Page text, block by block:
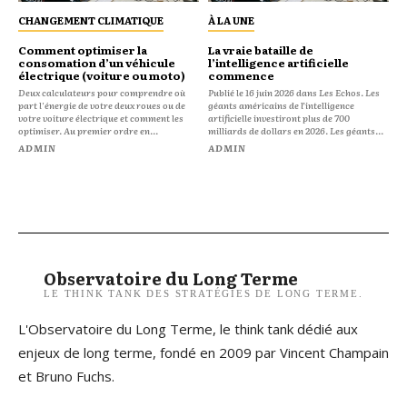
CHANGEMENT CLIMATIQUE
Comment optimiser la
consomation d’un véhicule
électrique (voiture ou moto)
Deux calculateurs pour comprendre où
part l'énergie de votre deux roues ou de
votre voiture électrique et comment les
optimiser. Au premier ordre en...
ADMIN
À LA UNE
La vraie bataille de
l’intelligence artificielle
commence
Publié le 16 juin 2026 dans Les Echos. Les
géants américains de l’intelligence
artificielle investiront plus de 700
milliards de dollars en 2026. Les géants...
ADMIN
Observatoire du Long Terme
LE THINK TANK DES STRATÉGIES DE LONG TERME.
L'Observatoire du Long Terme, le think tank dédié aux
enjeux de long terme, fondé en 2009 par Vincent Champain
et Bruno Fuchs.